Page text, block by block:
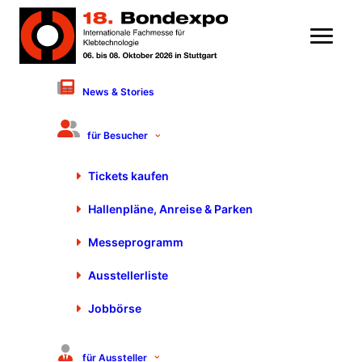
News & Stories
für Besucher
Tickets kaufen
Hallenpläne, Anreise & Parken
Messeprogramm
Ausstellerliste
Jobbörse
für Aussteller
Pressebereich der